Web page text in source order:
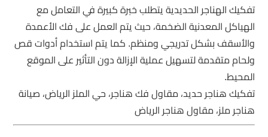
تفكيك الهناجر الحديدية يتطلب خبرة كبيرة في التعامل مع
الهياكل المعدنية الضخمة، حيث يتم العمل على فك الأعمدة
والأسقف بشكل تدريجي ومنظم. كما يتم استخدام أدوات قص
ولحام متقدمة لتسهيل عملية الإزالة دون التأثير على الموقع
المحيط.
تفكيك هناجر حديد، مقاول فك هناجر، حي الملز الرياض، صيانة
هناجر ملز، مقاول هناجر الرياض